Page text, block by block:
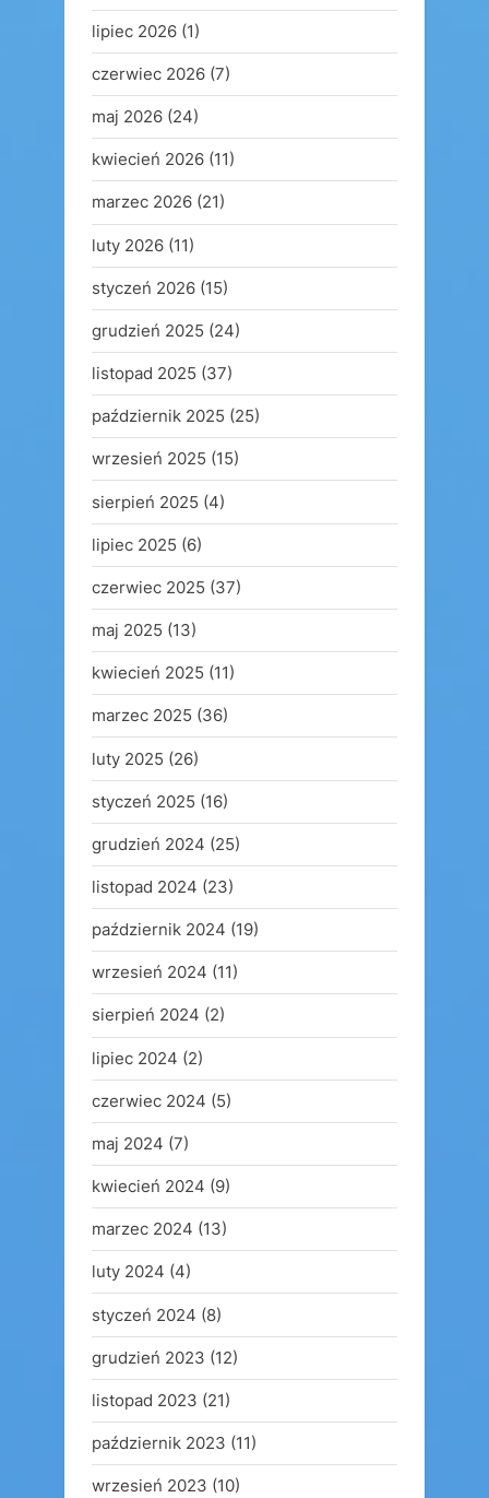
lipiec 2026 (1)
czerwiec 2026 (7)
maj 2026 (24)
kwiecień 2026 (11)
marzec 2026 (21)
luty 2026 (11)
styczeń 2026 (15)
grudzień 2025 (24)
listopad 2025 (37)
październik 2025 (25)
wrzesień 2025 (15)
sierpień 2025 (4)
lipiec 2025 (6)
czerwiec 2025 (37)
maj 2025 (13)
kwiecień 2025 (11)
marzec 2025 (36)
luty 2025 (26)
styczeń 2025 (16)
grudzień 2024 (25)
listopad 2024 (23)
październik 2024 (19)
wrzesień 2024 (11)
sierpień 2024 (2)
lipiec 2024 (2)
czerwiec 2024 (5)
maj 2024 (7)
kwiecień 2024 (9)
marzec 2024 (13)
luty 2024 (4)
styczeń 2024 (8)
grudzień 2023 (12)
listopad 2023 (21)
październik 2023 (11)
wrzesień 2023 (10)